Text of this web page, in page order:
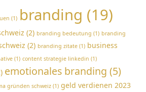
(1) branding (19)
(2) branding bedeutung (1) branding
(2) branding zitate (1) business
(1) content strategie linkedin (1)
emotionales branding (5)
gründen schweiz (1) geld verdienen 2023